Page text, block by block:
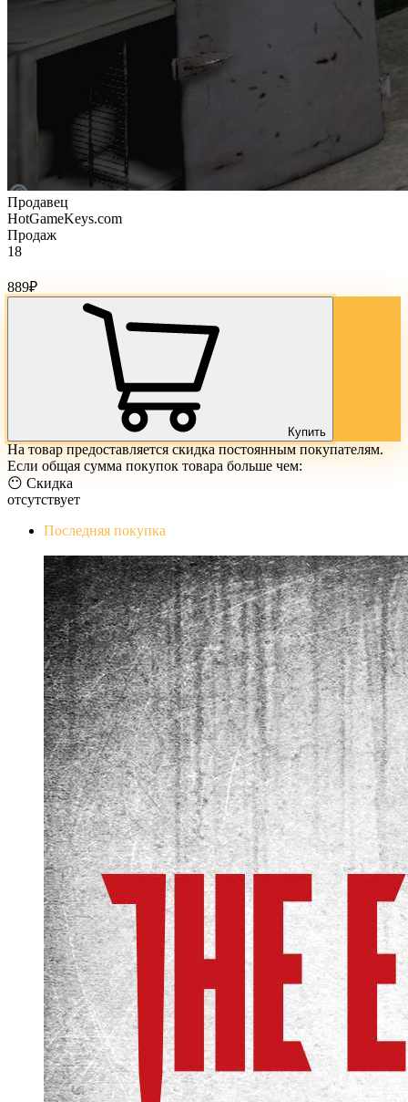
Продавец
HotGameKeys.com
Продаж
18
889₽
Купить
На товар предоставляется скидка постоянным покупателям.
Если общая сумма покупок товара больше чем:
😶 Скидка
отсутствует
Последняя покупка